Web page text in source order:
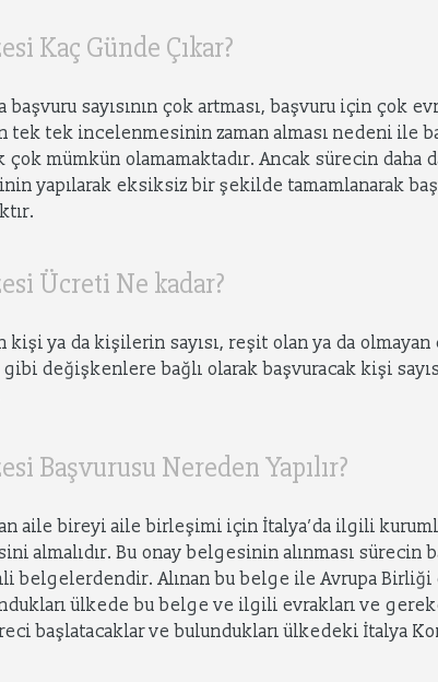
Kaç Günde Çıkar?
sayısının çok artması, başvuru için çok
tek tek incelenmesinin zaman alması nedeni ile
mümkün olamamaktadır. Ancak sürecin daha da
yapılarak eksiksiz bir şekilde tamamlanarak
Ücreti Ne kadar?
ya da kişilerin sayısı, reşit olan ya da olmayan
değişkenlere bağlı olarak başvuracak kişi
Başvurusu Nereden Yapılır?
aile bireyi aile birleşimi için İtalya’da ilgili
almalıdır. Bu onay belgesinin alınması sürecin
belgelerdendir. Alınan bu belge ile Avrupa Birliği
ülkede bu belge ve ilgili evrakları ve
başlatacaklar ve bulundukları ülkedeki İtalya